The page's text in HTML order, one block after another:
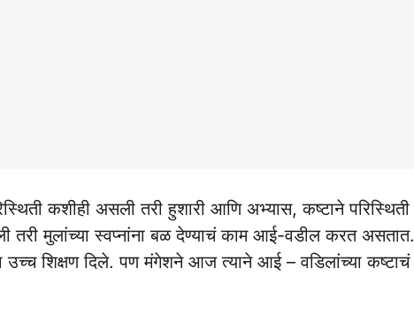
कशीही असली तरी हुशारी आणि अभ्यास, कष्टाने परिस्थिती
तरी मुलांच्या स्वप्नांना बळ देण्याचं काम आई-वडील करत असतात.
उच्च शिक्षण दिले. पण मंगेशने आज त्याने आई – वडिलांच्या कष्टाचं